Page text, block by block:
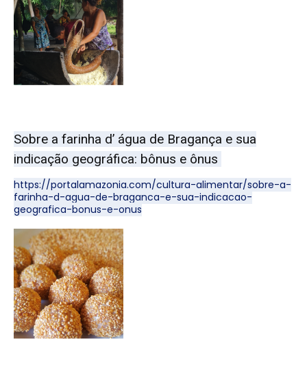
Sobre a farinha d’ água de Bragança e sua
indicação geográfica: bônus e ônus
https://portalamazonia.com/cultura-alimentar/sobre-a-
farinha-d-agua-de-braganca-e-sua-indicacao-
geografica-bonus-e-onus